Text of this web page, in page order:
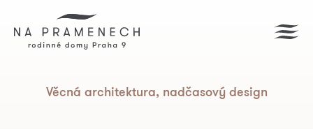
Věcná architektura, nadčasový design